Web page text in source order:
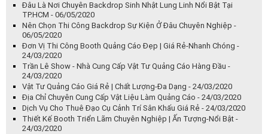
Đâu Là Nơi Chuyên Backdrop Sinh Nhật Lung Linh Nổi Bật Tại
TP.HCM - 06/05/2020
Nên Chọn Thi Công Backdrop Sự Kiện Ở Đâu Chuyên Nghiệp -
06/05/2020
Đơn Vị Thi Công Booth Quảng Cáo Đẹp | Giá Rẻ-Nhanh Chóng -
24/03/2020
Trần Lê Show - Nhà Cung Cấp Vật Tư Quảng Cáo Hàng Đầu -
24/03/2020
Vật Tư Quảng Cáo Giá Rẻ | Chất Lượng-Đa Dạng - 24/03/2020
Địa Chỉ Chuyên Cung Cấp Vật Liệu Làm Quảng Cáo - 24/03/2020
Dịch Vụ Cho Thuê Đạo Cụ Cảnh Trí Sân Khấu Giá Rẻ - 24/03/2020
Thiết Kế Booth Triển Lãm Chuyên Nghiệp | Ấn Tượng-Nổi Bật -
24/03/2020